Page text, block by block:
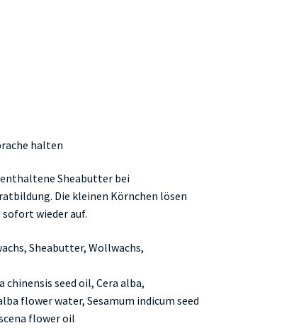
halten
Sheabutter bei
Die kleinen Körnchen lösen
wieder auf.
Sheabutter, Wollwachs,
chinensis seed oil, Cera alba,
flower water, Sesamum indicum seed
flower oil